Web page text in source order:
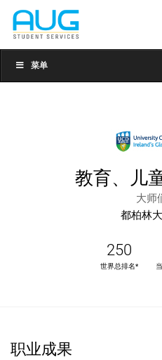
菜单
教育、儿
大师
都柏林
250
世界总排名*
职业成果